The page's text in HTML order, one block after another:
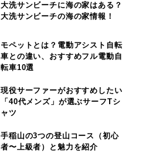
大洗サンビーチに海の家はある？
大洗サンビーチの海の家情報！
モペットとは？電動アシスト自転
車との違い、おすすめフル電動自
転車10選
現役サーファーがおすすめしたい
「40代メンズ」が選ぶサーフTシ
ャツ
手稲山の3つの登山コース（初心
者〜上級者）と魅力を紹介